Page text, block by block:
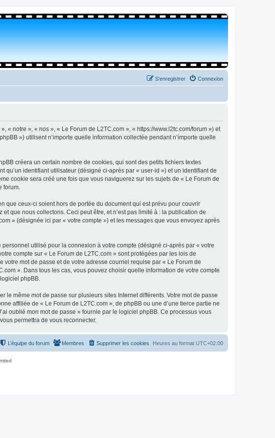
Connexion
S’enregistrer
notre », « nos », « Le Forum de L2TC.com », « https://www.l2tc.com/forum ») et
») utilisent n’importe quelle information collectée pendant n’importe quelle
créera un certain nombre de cookies, qui sont des petits fichiers textes
identifiant utilisateur (désigné ci-après par « user-id ») et un identifiant de
cookie sera créé une fois que vous naviguerez sur les sujets de « Le Forum de
forum.
que ceux-ci soient hors de portée du document qui est prévu pour couvrir
que nous collectons. Ceci peut être, et n’est pas limité à : la publication de
» (désignée ici par « votre compte ») et les messages que vous envoyez après
utilisé pour la connexion à votre compte (désigné ci-après par « votre
compte sur « Le Forum de L2TC.com » sont protégées par les lois de
mot de passe et de votre adresse courriel requise par « Le Forum de
». Dans tous les cas, vous pouvez choisir quelle information de votre compte
phpBB.
le même mot de passe sur plusieurs sites Internet différents. Votre mot de passe
affiliée de « Le Forum de L2TC.com », de phpBB ou une d’une tierce partie ne
oublié mon mot de passe » fournie par le logiciel phpBB. Ce processus vous
permettra de vous reconnecter.
Heures au format UTC+02:00
Supprimer les cookies
Membres
L’équipe du forum